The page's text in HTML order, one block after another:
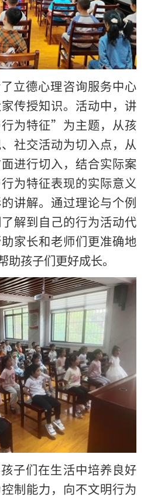
立德心理咨询服务中心
传授知识。活动中，讲
为特征”为主题，从孩
社交活动为切入点，从
进行切入，结合实际案
为特征表现的实际意义
讲解。通过理论与个例
解到自己的行为活动代
家长和老师们更准确地
孩子们更好成长。
子们在生活中培养良好
制能力，向不文明行为